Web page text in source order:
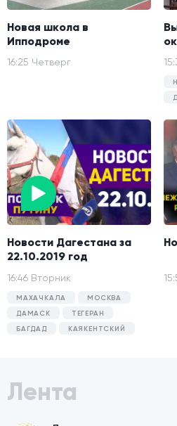
Новая школа в
Ипподроме
16:25 Четверг
Новости Дагестана за
22.10.2019 год
16:46 Вторник
МАХАЧКАЛА
МОСКВА
ДАМАСК
ТЕГЕРАН
БАГДАД
КАЯКЕНТСКИЙ
Лента